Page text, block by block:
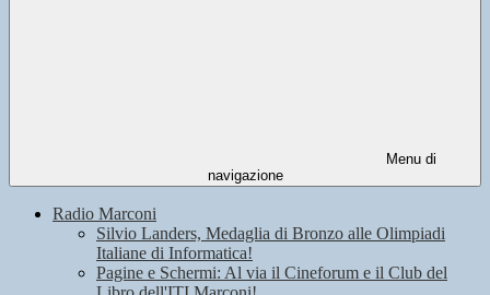
Menu di
navigazione
Radio Marconi
Silvio Landers, Medaglia di Bronzo alle Olimpiadi
Italiane di Informatica!
Pagine e Schermi: Al via il Cineforum e il Club del